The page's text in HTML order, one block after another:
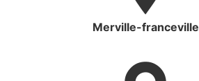
Merville-franceville